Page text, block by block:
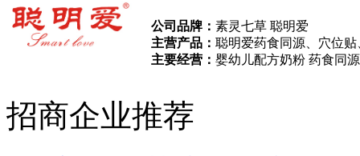
公司品牌： 素灵七草 聪明爱
主营产品： 聪明爱药食同源、穴位
主要经营： 婴幼儿配方奶粉 药食同
招商企业推荐